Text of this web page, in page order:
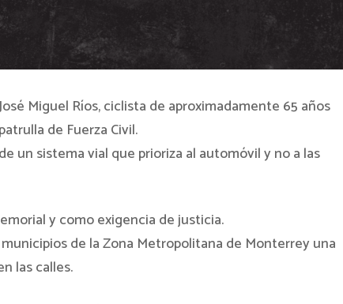
Miguel Ríos, ciclista de aproximadamente 65 años
de Fuerza Civil.
un sistema vial que prioriza al automóvil y no a las
y como exigencia de justicia.
de la Zona Metropolitana de Monterrey una
las calles.